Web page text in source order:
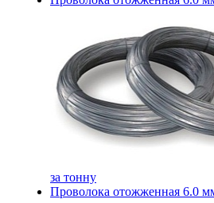
за тонну
Проволока отожженная 6.0